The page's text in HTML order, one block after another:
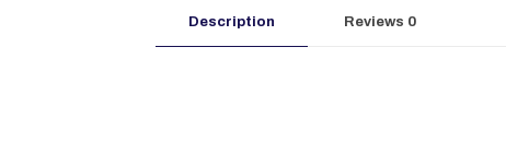
Description Reviews 0